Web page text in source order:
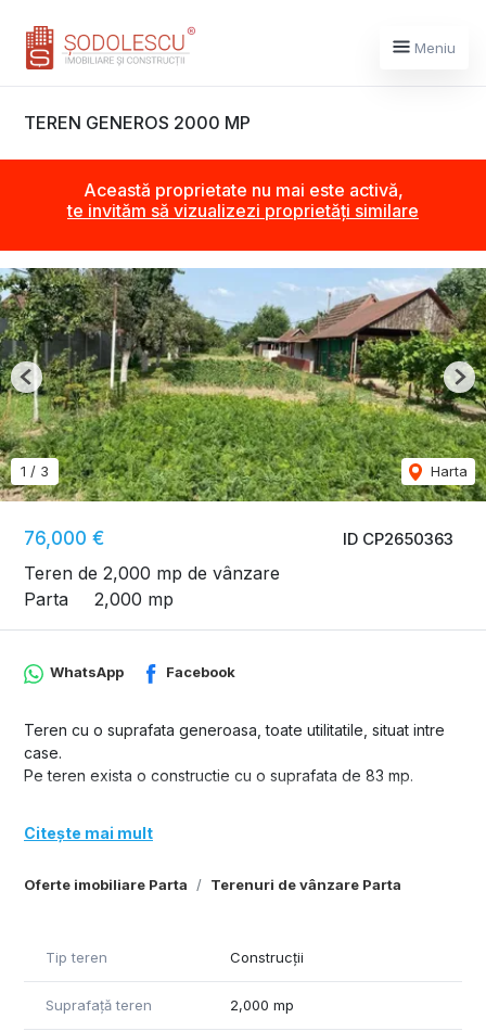
Meniu
TEREN GENEROS 2000 MP
Această proprietate nu mai este activă,
te invităm să vizualizezi proprietăți similare
ID CP2650363
76,000 €
Teren de 2,000 mp de vânzare
Parta
2,000 mp
1 / 3 Harta
Previous
Oferte imobiliare Parta Terenuri de vânzare Parta
WhatsApp Facebook
Teren cu o suprafata generoasa, toate utilitatile, situat intre
case.
Pe teren exista o constructie cu o suprafata de 83 mp.
Citește mai mult
Tip teren Construcții
Suprafață teren 2,000 mp